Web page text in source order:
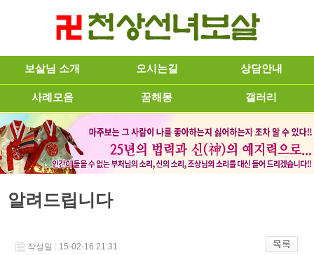
보살님 소개 오시는길 상담안내
사례모음 꿈해몽 갤러리
알려드립니다
작성일 : 15-02-16 21:31